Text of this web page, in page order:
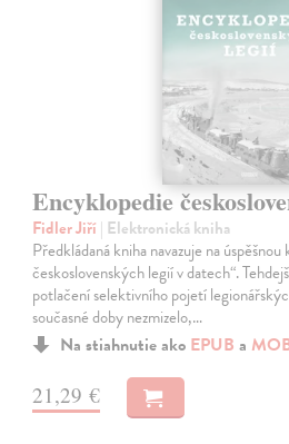
Encyklopedie
Fidler Jiří | Elektronická kniha
Předkládaná kniha navazuje na
československých legií v datech“.
potlačení selektivního pojetí
současné doby nezmizelo,…
Na stiahnutie ako EPUB a
21,29 €